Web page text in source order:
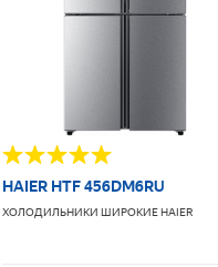
HAIER HTF 456DM6RU
ХОЛОДИЛЬНИКИ ШИРОКИЕHAIER